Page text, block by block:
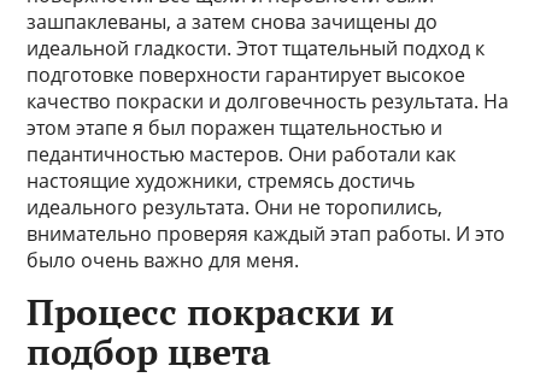
зашпаклеваны, а затем снова зачищены до
идеальной гладкости. Этот тщательный подход к
подготовке поверхности гарантирует высокое
качество покраски и долговечность результата. На
этом этапе я был поражен тщательностью и
педантичностью мастеров. Они работали как
настоящие художники, стремясь достичь
идеального результата. Они не торопились,
внимательно проверяя каждый этап работы. И это
было очень важно для меня.
Процесс покраски и
подбор цвета